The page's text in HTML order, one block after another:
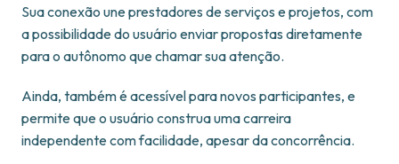
Sua conexão une prestadores de serviços e projetos, com
a possibilidade do usuário enviar propostas diretamente
para o autônomo que chamar sua atenção.
Ainda, também é acessível para novos participantes, e
permite que o usuário construa uma carreira
independente com facilidade, apesar da concorrência.